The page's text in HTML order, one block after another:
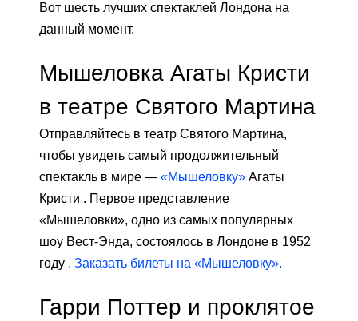
Вот шесть лучших спектаклей Лондона на
данный момент.
Мышеловка Агаты Кристи
в театре Святого Мартина
Отправляйтесь в театр Святого Мартина,
чтобы увидеть самый продолжительный
спектакль в мире — «Мышеловку» Агаты
Кристи . Первое представление
«Мышеловки», одно из самых популярных
шоу Вест-Энда, состоялось в Лондоне в 1952
году . Заказать билеты на «Мышеловку».
Гарри Поттер и проклятое